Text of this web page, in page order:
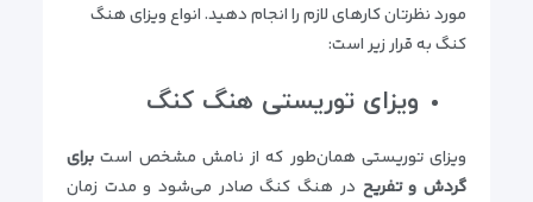
مورد نظرتان کارهای لازم را انجام دهید. انواع ویزای هنگ
کنگ به قرار زیر است:
ویزای توریستی هنگ کنگ
ویزای توریستی همان‌طور که از نامش مشخص است برای
گردش و تفریح در هنگ کنگ صادر می‌شود و مدت زمان